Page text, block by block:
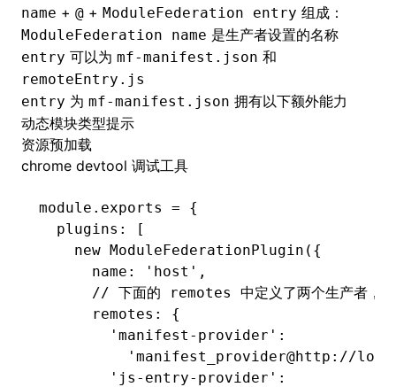
name + @ + ModuleFederation entry 组成：
ModuleFederation name 是生产者设置的名称
entry 可以为 mf-manifest.json 和
remoteEntry.js
entry 为 mf-manifest.json 拥有以下额外能力
动态模块类型提示
资源预加载
chrome devtool 调试工具
module . exports = {
  plugins
:
[
    new
ModuleFederationPlugin ({
      name
: 'host' ,
// 下面的 remotes 中定义了两个生产者
      remotes
:
{
        'manifest-provider'
:
'manifest_provider@http://
        'js-entry-provider'
: